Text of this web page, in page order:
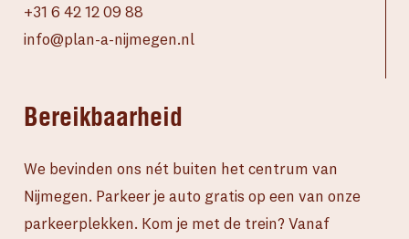
+31 6 42 12 09 88
info@plan-a-nijmegen.nl
Bereikbaarheid
We bevinden ons nét buiten het centrum van
Nijmegen. Parkeer je auto gratis op een van onze
parkeerplekken. Kom je met de trein? Vanaf